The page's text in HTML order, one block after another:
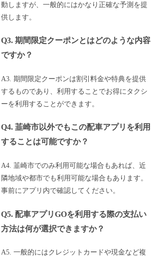
動しますが、一般的にはかなり正確な予測を提
供します。
Q3. 期間限定クーポンとはどのような内容
ですか？
A3. 期間限定クーポンは割引料金や特典を提供
するものであり、利用することでお得にタクシ
ーを利用することができます。
Q4. 韮崎市以外でもこの配車アプリを利用
することは可能ですか？
A4. 韮崎市でのみ利用可能な場合もあれば、近
隣地域や都市でも利用可能な場合もあります。
事前にアプリ内で確認してください。
Q5. 配車アプリGOを利用する際の支払い
方法は何が選択できますか？
A5. 一般的にはクレジットカードや現金など複